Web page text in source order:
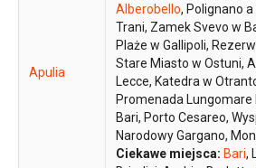
Apulia
Alberobello, Polignano
Trani, Zamek Svevo w
Plaże w Gallipoli,
Stare Miasto w Ostuni,
Lecce, Katedra w
Promenada Lungomare
Bari, Porto Cesareo,
Narodowy Gargano,
Ciekawe miejsca: Bari,